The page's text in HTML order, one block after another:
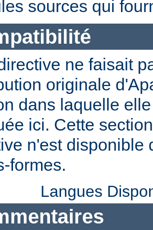
sources qui
ne faisait
originale
dans laquelle
ici. Cette
n'est disponible
formes.
Langues